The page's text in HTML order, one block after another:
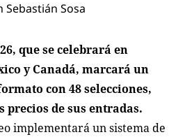
Sebastián Sosa
que se celebrará en
y Canadá, marcará un
con 48 selecciones,
de sus entradas.
implementará un sistema de